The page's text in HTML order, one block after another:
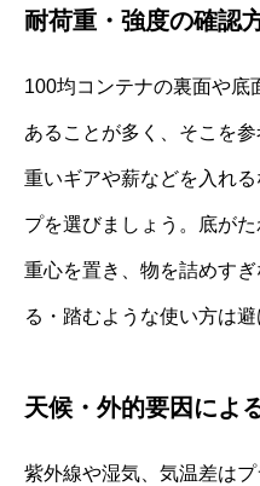
耐荷重・強度の確認
100均コンテナの裏面や底
あることが多く、そこを
重いギアや薪などを入れ
プを選びましょう。底が
重心を置き、物を詰めす
る・踏むような使い方は避
天候・外的要因によ
紫外線や湿気、気温差は